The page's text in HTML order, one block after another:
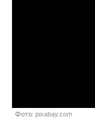
Фото: pixabay.com